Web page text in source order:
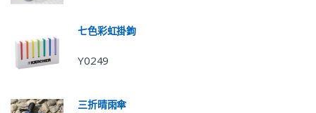
七色彩虹掛鉤
Y0249
三折晴雨傘